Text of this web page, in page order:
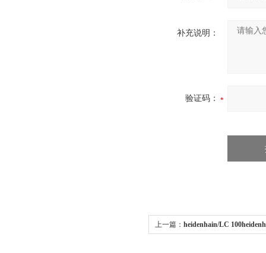
补充说明：
验证码：
上一篇： heidenhain/LC